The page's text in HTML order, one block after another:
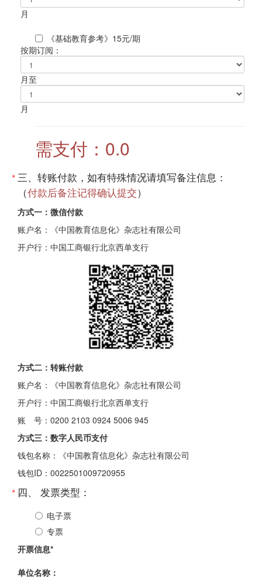
月
《基础教育参考》15元/期
按期订阅：
月至
月
需支付： 0.0
三、转账付款，如有特殊情况请填写备注信息：
（付款后备注记得确认提交）
*
方式一：微信付款
账户名：《中国教育信息化》杂志社有限公司
开户行：中国工商银行北京西单支行
方式二：转账付款
账户名：《中国教育信息化》杂志社有限公司
开户行：中国工商银行北京西单支行
账 号：0200 2103 0924 5006 945
方式三：数字人民币支付
钱包名称：《中国教育信息化》杂志社有限公司
钱包ID：0022501009720955
四、 发票类型：
*
电子票
专票
开票信息*
单位名称：